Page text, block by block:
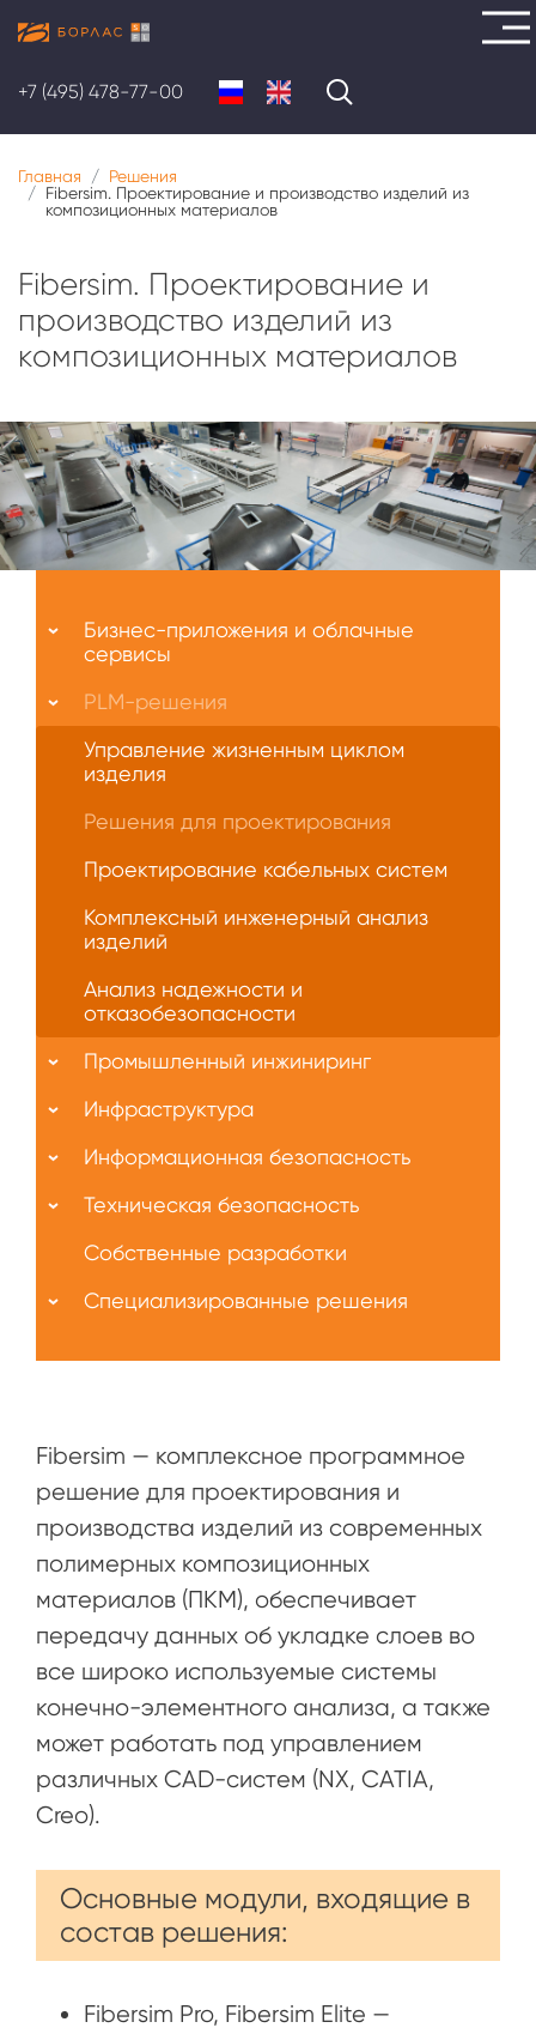
основному
содержанию
+7 (495) 478-77-00
Главная
Решения
Fibersim. Проектирование и производство изделий из
композиционных материалов
Fibersim. Проектирование и
производство изделий из
композиционных материалов
Fibersim — комплексное программное
решение для проектирования и
производства изделий из современных
полимерных композиционных
материалов (ПКМ), обеспечивает
передачу данных об укладке слоев во
все широко используемые системы
конечно-элементного анализа, а также
может работать под управлением
различных CAD-систем (NX, CATIA,
Creo).
Основные модули, входящие в
состав решения:
Fibersim Pro, Fibersim Elite —
нас
Бизнес-приложения и облачные
сервисы
PLM-решения
Управление жизненным циклом
изделия
Решения для проектирования
Проектирование кабельных систем
Комплексный инженерный анализ
изделий
Анализ надежности и
отказобезопасности
Промышленный инжиниринг
Инфраструктура
Информационная безопасность
Техническая безопасность
Собственные разработки
Специализированные решения